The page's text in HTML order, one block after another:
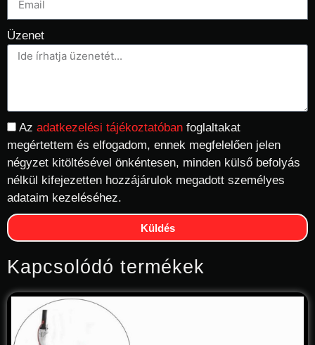
Üzenet
Az adatkezelési tájékoztatóban foglaltakat
megértettem és elfogadom, ennek megfelelően jelen
négyzet kitöltésével önkéntesen, minden külső befolyás
nélkül kifejezetten hozzájárulok megadott személyes
adataim kezeléséhez.
Küldés
Kapcsolódó termékek